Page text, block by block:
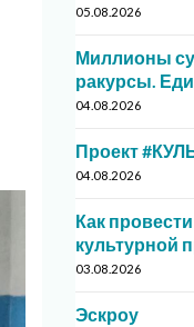
05.08.2026
Миллионы
ракурсы.
04.08.2026
Проект
04.08.2026
Как
культурной
03.08.2026
Эскроу